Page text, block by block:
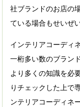
社ブランドのお店の
ている場合もせいぜ
インテリアコーディ
一桁多い数のブラン
より多くの知識を必
りチェックした上で
ンテリアコーディネ